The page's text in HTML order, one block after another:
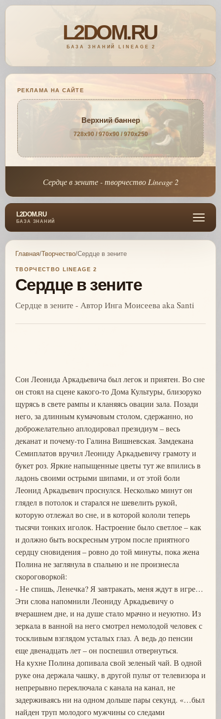
РЕКЛАМА НА САЙТЕ
Верхний баннер
728x90 / 970x90 / 970x250
Сердце в зените - творчество Lineage 2
L2DOM.RU
БАЗА ЗНАНИЙ
Главная/Творчество/Сердце в зените
ТВОРЧЕСТВО LINEAGE 2
Сердце в зените
Сердце в зените - Автор Инга Моисеева aka Santi
Сон Леонида Аркадьевича был легок и приятен. Во сне
он стоял на сцене какого-то Дома Культуры, близоруко
щурясь в свете рампы и кланяясь овации зала. Позади
него, за длинным кумачовым столом, сдержанно, но
доброжелательно аплодировал президиум – весь
деканат и почему-то Галина Вишневская. Замдекана
Семиплатов вручил Леониду Аркадьевичу грамоту и
букет роз. Яркие напыщенные цветы тут же впились в
ладонь своими острыми шипами, и от этой боли
Леонид Аркадьевич проснулся. Несколько минут он
глядел в потолок и старался не шевелить рукой,
которую отлежал во сне, и в которой кололи теперь
тысячи тонких иголок. Настроение было светлое – как
и должно быть воскресным утром после приятного
сердцу сновидения – ровно до той минуты, пока жена
Полина не заглянула в спальню и не произнесла
скороговоркой:
- Не спишь, Ленечка? Я завтракать, меня ждут в игре…
Эти слова напомнили Леониду Аркадьевичу о
вчерашнем дне, и на душе стало мрачно и неуютно. Из
зеркала в ванной на него смотрел немолодой человек с
тоскливым взглядом усталых глаз. А ведь до пенсии
еще двенадцать лет – он поспешил отвернуться.
На кухне Полина допивала свой зеленый чай. В одной
руке она держала чашку, в другой пульт от телевизора и
непрерывно переключала с канала на канал, не
задерживаясь ни на одном дольше пары секунд. «…был
найден труп молодого мужчины со следами